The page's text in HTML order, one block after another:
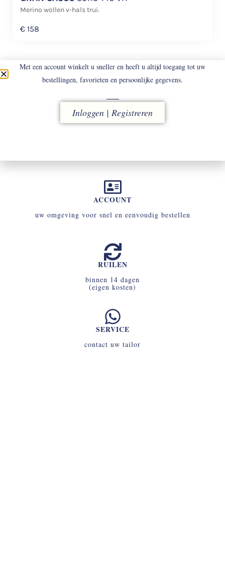
Merino wollen v-hals trui.
€ 158
LEVERING
ACCOUNT
uw omgeving voor snel en eenvoudig bestellen
RUILEN
binnen 14 dagen
(eigen kosten)
SERVICE
contact uw tailor
Met een account winkelt u sneller en heeft u altijd toegang tot uw
bestellingen, favorieten en persoonlijke gegevens.
Inloggen | Registreren